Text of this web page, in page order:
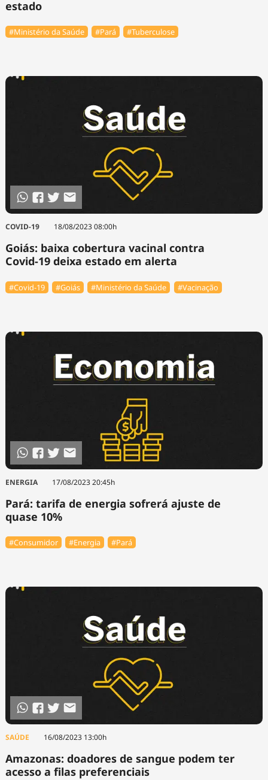
estado
#Ministério da Saúde #Pará #Tuberculose
COVID-19 18/08/2023 08:00h
Goiás: baixa cobertura vacinal contra
Covid-19 deixa estado em alerta
#Covid-19 #Goiás #Ministério da Saúde #Vacinação
ENERGIA 17/08/2023 20:45h
Pará: tarifa de energia sofrerá ajuste de
quase 10%
#Consumidor #Energia #Pará
SAÚDE 16/08/2023 13:00h
Amazonas: doadores de sangue podem ter
acesso a filas preferenciais